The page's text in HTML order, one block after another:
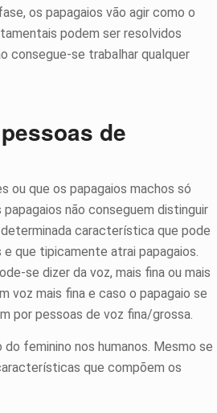
os papagaios vão agir como o
podem ser resolvidos
consegue-se trabalhar qualquer
de
ou que os papagaios machos só
não conseguem distinguir
característica que pode
que tipicamente atrai papagaios.
se dizer da voz, mais fina ou mais
voz mais fina e caso o papagaio se
por pessoas de voz fina/grossa.
feminino nos humanos. Mesmo se
que compõem os